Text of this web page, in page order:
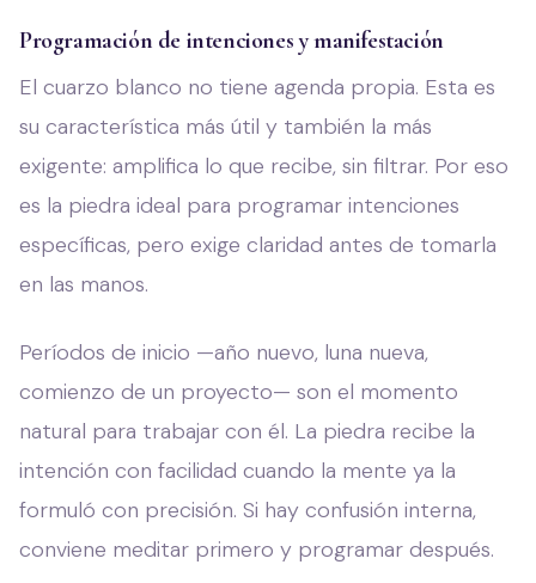
Programación de intenciones y manifestación
El cuarzo blanco no tiene agenda propia. Esta es
su característica más útil y también la más
exigente: amplifica lo que recibe, sin filtrar. Por eso
es la piedra ideal para programar intenciones
específicas, pero exige claridad antes de tomarla
en las manos.
Períodos de inicio —año nuevo, luna nueva,
comienzo de un proyecto— son el momento
natural para trabajar con él. La piedra recibe la
intención con facilidad cuando la mente ya la
formuló con precisión. Si hay confusión interna,
conviene meditar primero y programar después.